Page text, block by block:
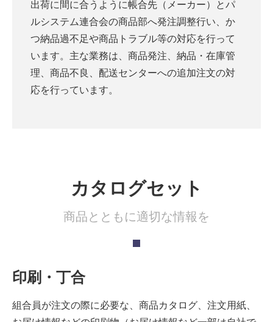
出荷に間に合うように帳合先（メーカー）とパ
ルシステム連合会の商品部へ発注調整行い、か
つ納品過不足や商品トラブル等の対応を行って
います。主な業務は、商品発注、納品・在庫管
理、商品不良、配送センターへの追加注文の対
応を行っています。
カタログセット
商品とともに適切な情報を
印刷・丁合
組合員が注文の際に必要な、商品カタログ、注文用紙、